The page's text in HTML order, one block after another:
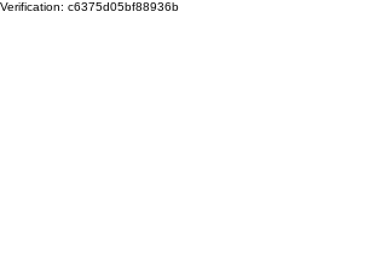
Verification: c6375d05bf88936b